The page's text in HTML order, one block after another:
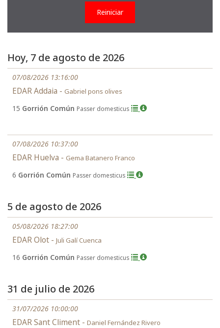
Reiniciar
Hoy, 7 de agosto de 2026
07/08/2026 13:16:00
EDAR Addaia - Gabriel pons olives
15 Gorrión Común Passer domesticus
07/08/2026 10:37:00
EDAR Huelva - Gema Batanero Franco
6 Gorrión Común Passer domesticus
5 de agosto de 2026
05/08/2026 18:27:00
EDAR Olot - Juli Galí Cuenca
16 Gorrión Común Passer domesticus
31 de julio de 2026
31/07/2026 10:00:00
EDAR Sant Climent - Daniel Fernández Rivero